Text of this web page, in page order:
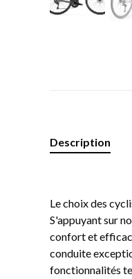
Description
Le choix des
S'appuyant sur
confort et
conduite
fonctionnalités